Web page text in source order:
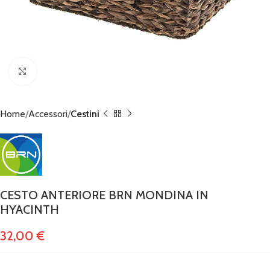
Home Accessori Cestini
CESTO ANTERIORE BRN MONDINA IN
HYACINTH
32,00€